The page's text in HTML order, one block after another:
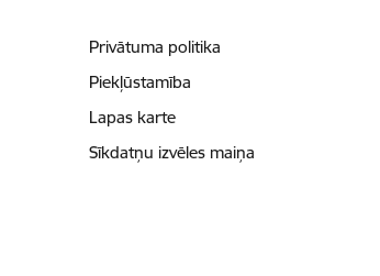
Privātuma politika
Piekļūstamība
Lapas karte
Sīkdatņu izvēles maiņa